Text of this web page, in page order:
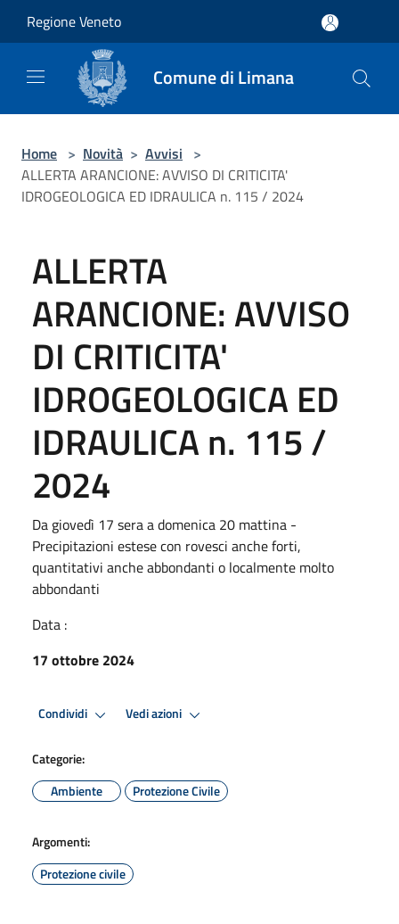
Regione Veneto
Comune di Limana
Home > Novità > Avvisi >
ALLERTA ARANCIONE: AVVISO DI CRITICITA'
IDROGEOLOGICA ED IDRAULICA n. 115 / 2024
ALLERTA
ARANCIONE: AVVISO
DI CRITICITA'
IDROGEOLOGICA ED
IDRAULICA n. 115 /
2024
Da giovedì 17 sera a domenica 20 mattina -
Precipitazioni estese con rovesci anche forti,
quantitativi anche abbondanti o localmente molto
abbondanti
Data :
17 ottobre 2024
Condividi Vedi azioni
Categorie:
Ambiente
Protezione Civile
Argomenti:
Protezione civile